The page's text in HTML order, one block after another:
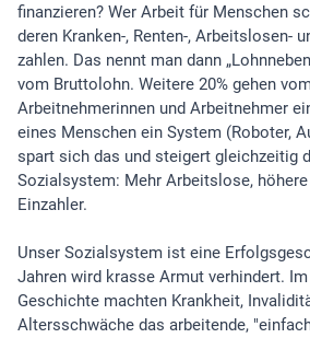
finanzieren? Wer Arbeit für Menschen
deren Kranken-, Renten-, Arbeitslosen-
zahlen. Das nennt man dann
vom Bruttolohn. Weitere 20% gehen
Arbeitnehmerinnen und Arbeitnehmer
eines Menschen ein System (Roboter,
spart sich das und steigert gleichzeitig
Sozialsystem: Mehr Arbeitslose,
Einzahler.
Unser Sozialsystem ist eine
Jahren wird krasse Armut verhindert.
Geschichte machten Krankheit,
Altersschwäche das arbeitende,